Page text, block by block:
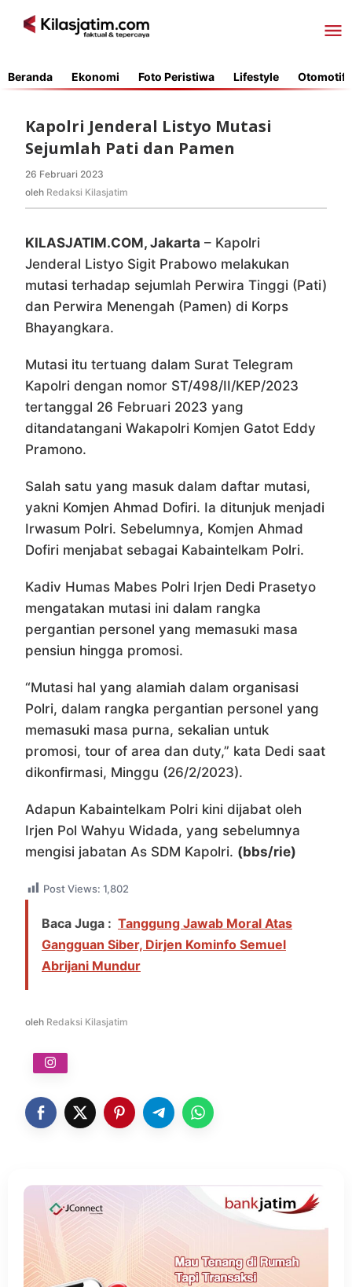
Beranda Ekonomi Foto Peristiwa Lifestyle Otomotif
Kapolri Jenderal Listyo Mutasi
Sejumlah Pati dan Pamen
26 Februari 2023
Redaksi
oleh Redaksi Kilasjatim
KILASJATIM.COM, Jakarta – Kapolri
Jenderal Listyo Sigit Prabowo melakukan
mutasi terhadap sejumlah Perwira Tinggi (Pati)
dan Perwira Menengah (Pamen) di Korps
Bhayangkara.
Mutasi itu tertuang dalam Surat Telegram
Kapolri dengan nomor ST/498/II/KEP/2023
tertanggal 26 Februari 2023 yang
ditandatangani Wakapolri Komjen Gatot Eddy
Pramono.
Salah satu yang masuk dalam daftar mutasi,
yakni Komjen Ahmad Dofiri. Ia ditunjuk menjadi
Irwasum Polri. Sebelumnya, Komjen Ahmad
Dofiri menjabat sebagai Kabaintelkam Polri.
Kadiv Humas Mabes Polri Irjen Dedi Prasetyo
mengatakan mutasi ini dalam rangka
pergantian personel yang memasuki masa
pensiun hingga promosi.
“Mutasi hal yang alamiah dalam organisasi
Polri, dalam rangka pergantian personel yang
memasuki masa purna, sekalian untuk
promosi, tour of area dan duty,” kata Dedi saat
dikonfirmasi, Minggu (26/2/2023).
Adapun Kabaintelkam Polri kini dijabat oleh
Irjen Pol Wahyu Widada, yang sebelumnya
mengisi jabatan As SDM Kapolri. (bbs/rie)
Post Views: 1,802
Baca Juga : Tanggung Jawab Moral Atas
Gangguan Siber, Dirjen Kominfo Semuel
Abrijani Mundur
oleh Redaksi Kilasjatim